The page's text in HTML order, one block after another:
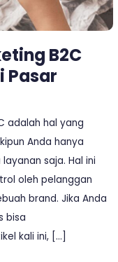
B2C
Pasar
adalah hal yang
Anda hanya
saja. Hal ini
oleh pelanggan
brand. Jika Anda
bisa
kali ini, […]